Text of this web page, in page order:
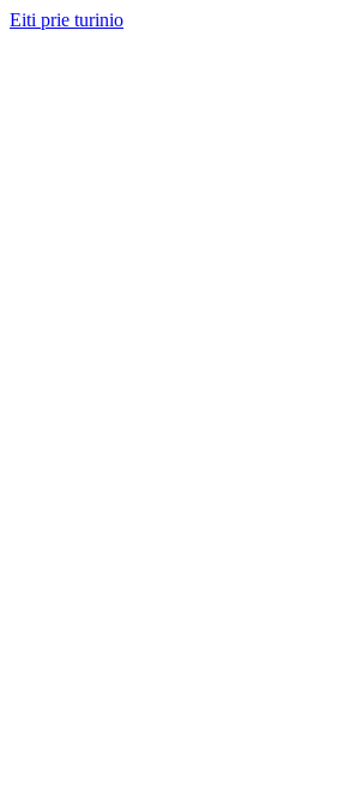
Eiti prie turinio